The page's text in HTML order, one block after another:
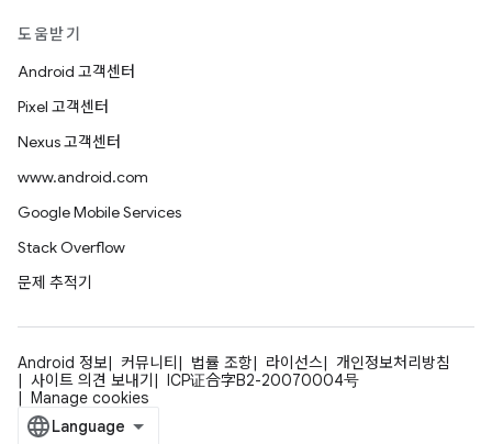
도움받기
Android 고객센터
Pixel 고객센터
Nexus 고객센터
www.android.com
Google Mobile Services
Stack Overflow
문제 추적기
Android 정보 커뮤니티 법률 조항 라이선스
개인정보처리방침
사이트 의견 보내기
ICP证合字B2-20070004号
Manage cookies